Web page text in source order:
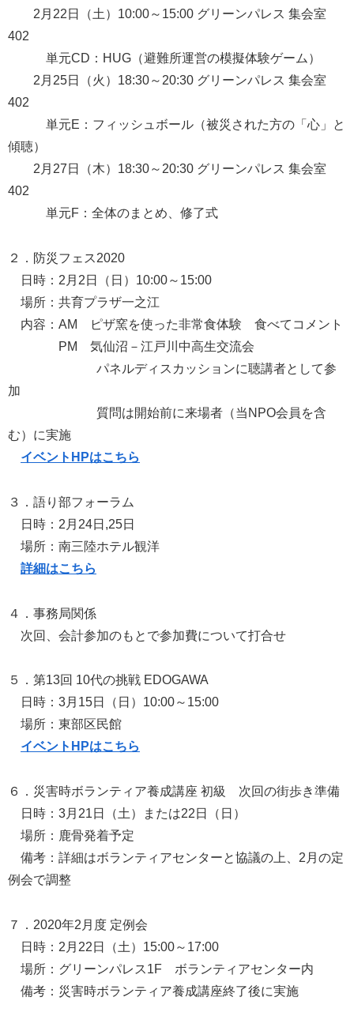
2月22日（土）10:00～15:00 グリーンパレス 集会室
402
単元CD：HUG（避難所運営の模擬体験ゲーム）
2月25日（火）18:30～20:30 グリーンパレス 集会室
402
単元E：フィッシュボール（被災された方の「心」と
傾聴）
2月27日（木）18:30～20:30 グリーンパレス 集会室
402
単元F：全体のまとめ、修了式
２．防災フェス2020
日時：2月2日（日）10:00～15:00
場所：共育プラザ一之江
内容：AM ピザ窯を使った非常食体験 食べてコメント
PM 気仙沼－江戸川中高生交流会
パネルディスカッションに聴講者として参
加
質問は開始前に来場者（当NPO会員を含
む）に実施
イベントHPはこちら
３．語り部フォーラム
日時：2月24日,25日
場所：南三陸ホテル観洋
詳細はこちら
４．事務局関係
次回、会計参加のもとで参加費について打合せ
５．第13回 10代の挑戦 EDOGAWA
日時：3月15日（日）10:00～15:00
場所：東部区民館
イベントHPはこちら
６．災害時ボランティア養成講座 初級 次回の街歩き準備
日時：3月21日（土）または22日（日）
場所：鹿骨発着予定
備考：詳細はボランティアセンターと協議の上、2月の定
例会で調整
７．2020年2月度 定例会
日時：2月22日（土）15:00～17:00
場所：グリーンパレス1F ボランティアセンター内
備考：災害時ボランティア養成講座終了後に実施